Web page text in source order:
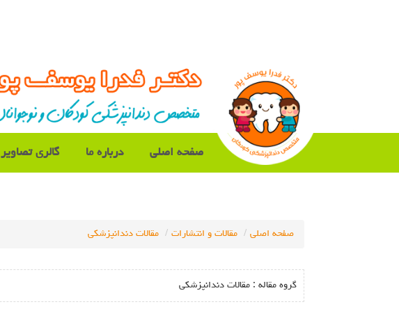
صفحه اصلی درباره ما گالری تصاویر
صفحه اصلی مقالات و انتشارات مقالات دندانپزشکی
گروه مقاله :مقالات دندانپزشکی